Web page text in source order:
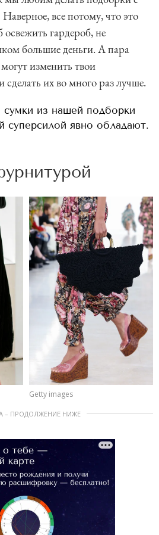
все потому, что это
гардероб, не
большие деньги. А пара
изменить твои
сделать их во много раз лучше.
из нашей подборки
суперсилой явно обладают.
Getty images
– ПРОДОЛЖЕНИЕ НИЖЕ